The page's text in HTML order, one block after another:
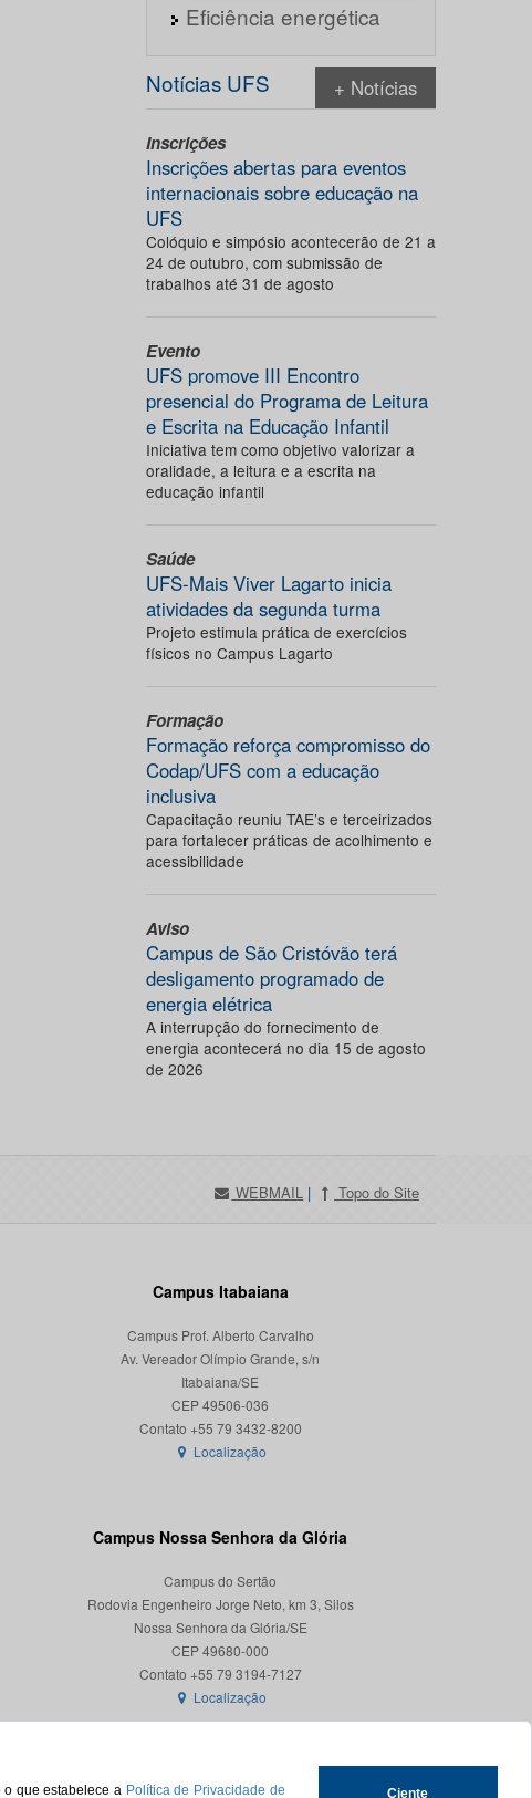
o que estabelece a Política de Privacidade de Ciente
Eficiência energética
Notícias UFS + Notícias
Inscrições
Inscrições abertas para eventos
internacionais sobre educação na
UFS
Colóquio e simpósio acontecerão de 21 a
24 de outubro, com submissão de
trabalhos até 31 de agosto
Evento
UFS promove III Encontro
presencial do Programa de Leitura
e Escrita na Educação Infantil
Iniciativa tem como objetivo valorizar a
oralidade, a leitura e a escrita na
educação infantil
Saúde
UFS-Mais Viver Lagarto inicia
atividades da segunda turma
Projeto estimula prática de exercícios
físicos no Campus Lagarto
Formação
Formação reforça compromisso do
Codap/UFS com a educação
inclusiva
Capacitação reuniu TAE’s e terceirizados
para fortalecer práticas de acolhimento e
acessibilidade
Aviso
Campus de São Cristóvão terá
desligamento programado de
energia elétrica
A interrupção do fornecimento de
energia acontecerá no dia 15 de agosto
de 2026
WEBMAIL | Topo do Site
Campus Itabaiana
Campus Prof. Alberto Carvalho
Av. Vereador Olímpio Grande, s/n
Itabaiana/SE
CEP 49506-036
Localização
Campus Nossa Senhora da Glória
Campus do Sertão
Rodovia Engenheiro Jorge Neto, km 3, Silos
Nossa Senhora da Glória/SE
CEP 49680-000
Contato +55 79 3194-7127
Localização